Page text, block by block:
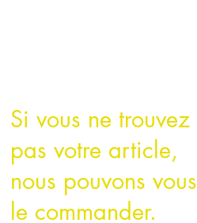
Si vous ne trouvez
pas votre article,
nous pouvons vous
le commander.